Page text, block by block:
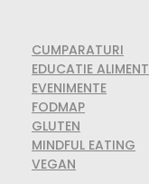
CUMPARATURI
EDUCATIE
EVENIMENTE
FODMAP
GLUTEN
MINDFUL EATING
VEGAN